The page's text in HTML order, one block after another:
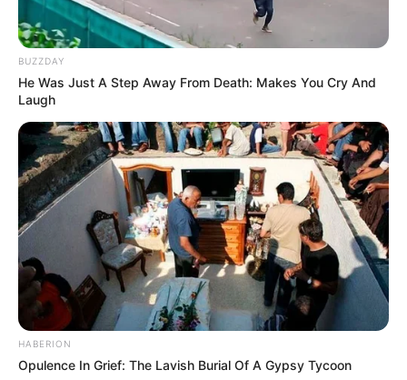
FIESTAS DE SAN PEDRO EN EL HUILA
NOTICIAS HUILA
SARAMPIÓN
EJÉRCITO NACIONAL
POLICÍA DEL HUILA
BUZZDAY
He Was Just A Step Away From Death: Makes You Cry And
Laugh
HABERION
Opulence In Grief: The Lavish Burial Of A Gypsy Tycoon